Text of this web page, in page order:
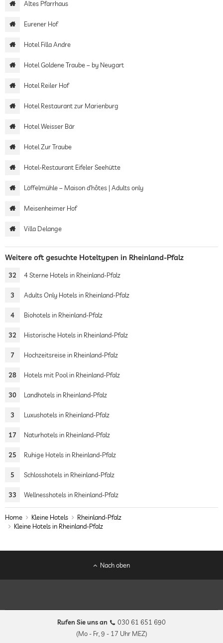
Altes Pfarrhaus
Eurener Hof
Hotel Filla Andre
Hotel Goldene Traube – by Neugart
Hotel Reiler Hof
Hotel Restaurant zur Marienburg
Hotel Weisser Bär
Hotel Zur Traube
Hotel-Restaurant Eifeler Seehütte
Löffelmühle – Maison d’hôtes | Adults only
Meisenheimer Hof
Villa Delange
Weitere oft gesuchte Hoteltypen in Rheinland-Pfalz
32 4 Sterne Hotels in Rheinland-Pfalz
3 Adults Only Hotels in Rheinland-Pfalz
4 Biohotels in Rheinland-Pfalz
32 Historische Hotels in Rheinland-Pfalz
7 Hochzeitsreise in Rheinland-Pfalz
28 Hotels mit Pool in Rheinland-Pfalz
30 Landhotels in Rheinland-Pfalz
3 Luxushotels in Rheinland-Pfalz
17 Naturhotels in Rheinland-Pfalz
25 Ruhige Hotels in Rheinland-Pfalz
5 Schlosshotels in Rheinland-Pfalz
33 Wellnesshotels in Rheinland-Pfalz
Home Kleine Hotels
Rheinland-Pfalz
Kleine Hotels in Rheinland-Pfalz
Nach oben
Rufen Sie uns an
030 61 651 690
(Mo - Fr, 9 - 17 Uhr MEZ)